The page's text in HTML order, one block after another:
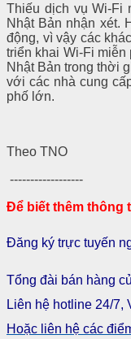
Thiếu dịch vụ Wi-Fi
Nhật Bản nhận xét.
động, vì vậy các
triển khai Wi-Fi
Nhật Bản trong thời
với các nhà cung
phố lớn.
Theo TNO
------------------
Để biết thêm thông
Đăng ký trực tuyến
Tổng đài bán hàng
Liên hệ hotline 24/7,
Hoặc liên hệ các